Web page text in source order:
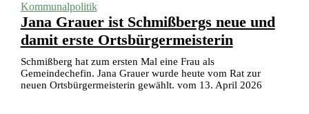
Kommunalpolitik
Jana Grauer ist Schmißbergs neue und
damit erste Ortsbürgermeisterin
Schmißberg hat zum ersten Mal eine Frau als
Gemeindechefin. Jana Grauer wurde heute vom Rat zur
neuen Ortsbürgermeisterin gewählt. vom 13. April 2026